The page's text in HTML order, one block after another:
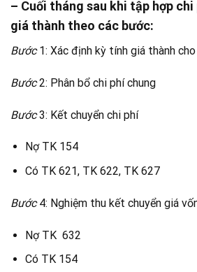
– Cuối tháng sau khi tập hợp
giá thành theo các bước:
Bước1: Xác định kỳ tính giá thành
Bước2: Phân bổ chi phí chung
Bước3: Kết chuyển chi phí
Nợ TK 154
Có TK 621, TK 622, TK 627​
Bước4: Nghiệm thu kết chuyển giá
Nợ TK 632
Có TK 154​